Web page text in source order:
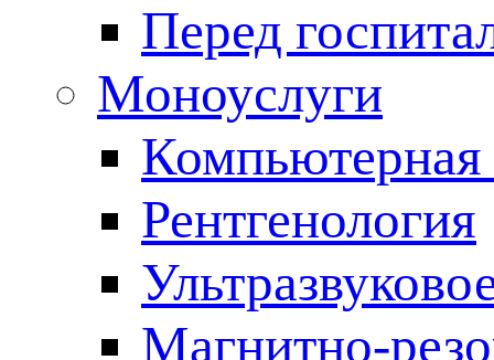
Перед
Моноуслуги
Рентгенология
Магнитно-